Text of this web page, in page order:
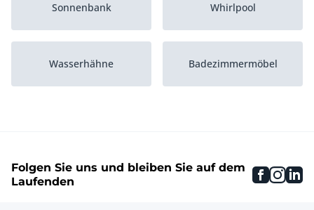
Sonnenbank Whirlpool
Wasserhähne Badezimmermöbel
Massage Sauna
Folgen Sie uns und bleiben Sie auf dem
Laufenden